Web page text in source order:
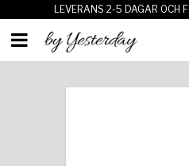
LEVERANS 2-5 DAGAR OCH